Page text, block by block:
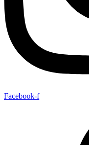
Facebook-f